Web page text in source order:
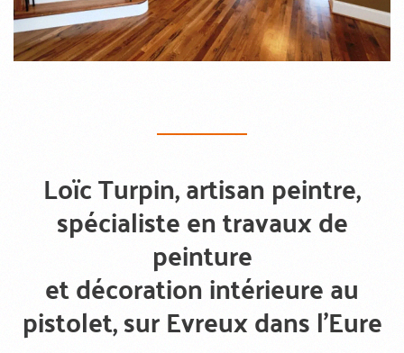
Loïc Turpin, artisan peintre,
spécialiste en travaux de
peinture
et décoration intérieure au
pistolet, sur Evreux dans l'Eure